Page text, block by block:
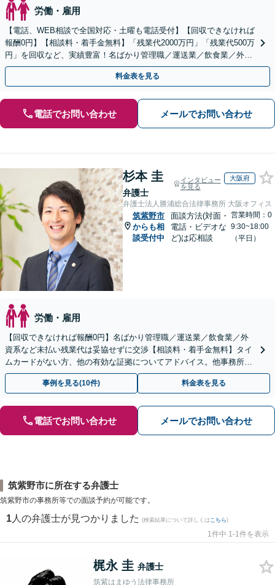
労働・雇用
【電話、WEB相談で全国対応・土曜も電話受付】【回収できなければ
報酬0円】【相談料・着手金無料】「残業代2000万円」「残業代500万
円」を回収など、実績豊富！名ばかり管理職／運送業／飲食業／外資
系など妥協せずに交渉！他で断られた方も対応。
料金表を見る
電話でお問い合わせ メールでお問い合わせ
杉本 圭
弁護士
インタビュー
を見る
大阪府
弁護士法人勝浦総合法律事務所 大阪オフィス
筑紫野市
からも相
談受付中
面談方法(対面・
電話・ビデオな
ど)は応相談
営業時間：0
9:30~18:00
（平日）
労働・雇用
【回収できなければ報酬0円】名ばかり管理職／運送業／飲食業／外
資系など未払い残業代は妥協せずに交渉【相談料・着手金無料】タイ
ムカードがない方、他の有効な証拠についてアドバイス。他事務所で
断られた方もご相談ください。あなたの権利を守ります！
事例を見る(10件) 料金表を見る
電話でお問い合わせ メールでお問い合わせ
筑紫野市に所在する弁護士
筑紫野市の事務所等での面談予約が可能です。
1 人の弁護士が見つかりました (検索結果について詳しくは こちら)
1件中 1-1件を表示
梶永 圭 弁護士
筑紫はまゆう法律事務所